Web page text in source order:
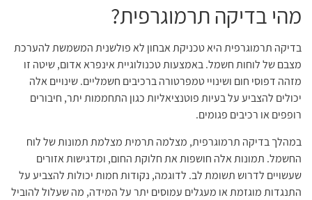
מהי בדיקה תרמוגרפית?
בדיקה תרמוגרפית היא טכניקת אבחון לא פולשנית המשמשת להערכת
מצבם של לוחות חשמל. באמצעות טכנולוגיית אינפרא אדום, שיטה זו
מזהה דפוסי חום ושינויי טמפרטורה ברכיבים חשמליים. שינויים אלה
יכולים להצביע על בעיות פוטנציאליות כגון התחממות יתר, חיבורים
רופפים או רכיבים פגומים.
במהלך בדיקה תרמוגרפית, מצלמה תרמית מצלמת תמונות של לוח
החשמל. תמונות אלה חושפות את חלוקת החום, ומדגישות אזורים
שעשויים לדרוש תשומת לב. לדוגמה, נקודות חמות יכולות להצביע על
התנגדות מוגזמת או מעגלים עמוסים יתר על המידה, מה שעלול להוביל